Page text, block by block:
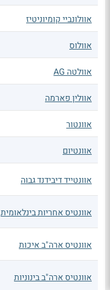
אוולונביי קומיוניטיז
אוולוס
אוולטה AG
אוולין פארמה
אוונטור
אוונטיום
אוונטייד דיבידנד גבוה
אוונטיס אחריות בינלאומית
אוונטיס ארה"ב איכות
אוונטיס ארה"ב בינוניות